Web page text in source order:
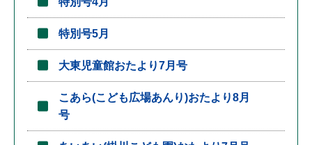
特別号5月
大東児童館おたより7月号
こあら(こども広場あんり)おたより8月
号